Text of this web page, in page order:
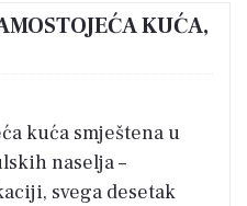
KUĆA,
kuća smještena u
naselja –
svega desetak